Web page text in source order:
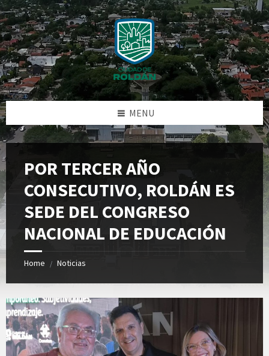
Skip
to
content
Skip
to
left
sidebar
Skip
to
right
sidebar
Skip
to
footer
MENU
POR TERCER AÑO
CONSECUTIVO, ROLDÁN ES
SEDE DEL CONGRESO
NACIONAL DE EDUCACIÓN
Home / Noticias